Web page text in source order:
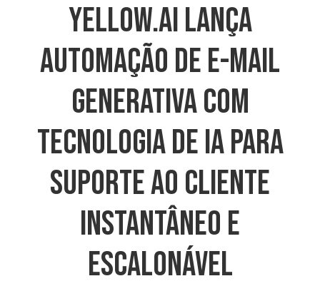
Yellow.ai Lança
Automação De E-Mail
Generativa Com
Tecnologia De IA Para
Suporte Ao Cliente
Instantâneo E
Escalonável